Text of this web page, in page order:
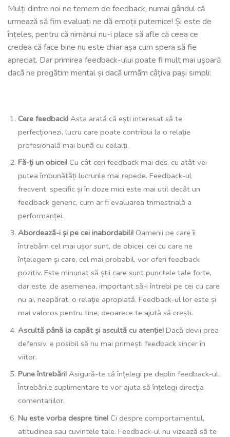
Mulți dintre noi ne temem de feedback, numai gândul că
urmează să fim evaluați ne dă emoții puternice! Și este de
înțeles, pentru că nimănui nu-i place să afle că ceea ce
credea că face bine nu este chiar așa cum spera să fie
apreciat. Dar primirea feedback-ului poate fi mult mai ușoară
dacă ne pregătim mental și dacă urmăm câțiva pași simpli:
Cere feedback! Asta arată că ești interesat să te
perfecționezi, lucru care poate contribui la o relație
profesională mai bună cu ceilalți.
Fă-ți un obicei! Cu cât ceri feedback mai des, cu atât vei
putea îmbunătăți lucrurile mai repede. Feedback-ul
frecvent, specific și în doze mici este mai util decât un
feedback generic, cum ar fi evaluarea trimestrială a
performanței.
Abordează-i și pe cei inabordabili! Oamenii pe care îi
întrebăm cel mai ușor sunt, de obicei, cei cu care ne
înțelegem și care, cel mai probabil, vor oferi feedback
pozitiv. Este minunat să știi care sunt punctele tale forte,
dar este, de asemenea, important să-i întrebi pe cei cu care
nu ai, neapărat, o relație apropiată. Feedback-ul lor este și
mai valoros pentru tine, deoarece te ajută să crești.
Ascultă până la capăt și ascultă cu atenție! Dacă devii prea
defensiv, e posibil să nu mai primești feedback sincer în
viitor.
Pune întrebări! Asigură-te că înțelegi pe deplin feedback-ul.
Întrebările suplimentare te vor ajuta să înțelegi direcția
comentariilor.
Nu este vorba despre tine! Ci despre comportamentul,
atitudinea sau cuvintele tale. Feedback-ul nu vizează să te